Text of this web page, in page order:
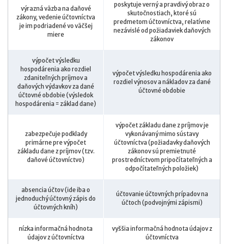
výrazná väzba na daňové
zákony, vedenie účtovníctva
je im podriadené vo väčšej
miere
poskytuje verný a pravdivý obraz o
skutočnostiach, ktoré sú
predmetom účtovníctva, relatívne
nezávislé od požiadaviek daňových
zákonov
výpočet výsledku
hospodárenia ako rozdiel
zdaniteľných príjmov a
daňových výdavkov za dané
účtovné obdobie (výsledok
hospodárenia = základ dane)
výpočet výsledku hospodárenia ako
rozdiel výnosov a nákladov za dané
účtovné obdobie
zabezpečuje podklady
primárne pre výpočet
základu dane z príjmov (tzv.
daňové účtovníctvo)
výpočet základu dane z príjmov je
vykonávaný mimo sústavy
účtovníctva (požiadavky daňových
zákonov sú premietnuté
prostredníctvom pripočítateľných a
odpočítateľných položiek)
absencia účtov (ide iba o
jednoduchý účtovný zápis do
účtovných kníh)
účtovanie účtovných prípadov na
účtoch (podvojnými zápismi)
nízka informačná hodnota
údajov z účtovníctva
vyššia informačná hodnota údajov z
účtovníctva